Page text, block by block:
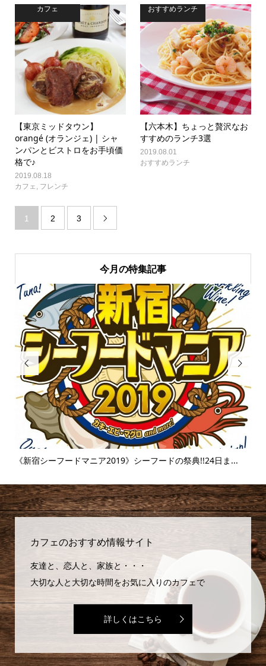
カフェ
【東京ミッドタウン】
orangé (オランジェ) | シャ
ンパンとビストロをお手頃価
格で♪
2019.08.18
カフェ , フレンチ
おすすめランチ
【六本木】ちょっと贅沢なお
すすめのランチ3選
2019.08.01
おすすめランチ
1 2 3 
今月の特集記事

ま...
《富士そば》衝撃のタピオカ漬け丼!!販売延長を繰り返すその

カフェのおすすめ情報サイト
大切な人と大切な時間をお気に入りのカフェで